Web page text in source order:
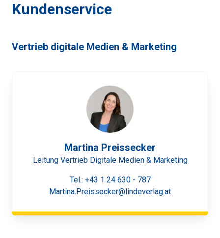
Kundenservice
Vertrieb digitale Medien & Marketing
Martina Preissecker
Leitung Vertrieb Digitale Medien & Marketing
Tel.: +43 1 24 630 - 787
Martina.Preissecker@lindeverlag.at